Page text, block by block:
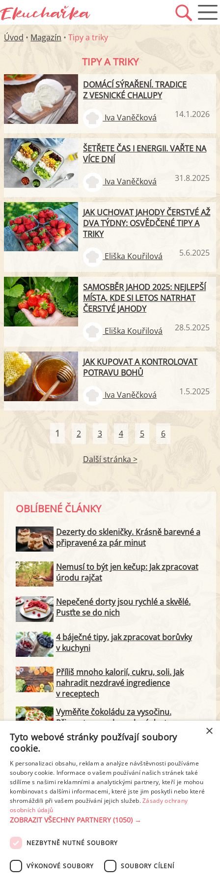
Úvod • Magazín • Tipy a triky
TIPY A TRIKY
DOMÁCÍ SÝRAŘENÍ. TRADICE
Z VESNICKÉ CHALUPY
Iva Vaněčková 14.1.2026
ŠETŘETE ČAS I ENERGII. VAŘTE NA
VÍCE DNÍ
Iva Vaněčková 31.8.2025
JAK UCHOVAT JAHODY ČERSTVÉ AŽ
DVA TÝDNY: OSVĚDČENÉ TIPY A
TRIKY
Eliška Kouřilová 5.6.2025
SAMOSBĚR JAHOD 2025: NEJLEPŠÍ
MÍSTA, KDE SI LETOS NATRHAT
ČERSTVÉ JAHODY
Eliška Kouřilová 28.5.2025
JAK KUPOVAT A KONTROLOVAT
POTRAVU BOHŮ
Iva Vaněčková 1.5.2025
1 2 3 4 5 6
Další stránka >
OBLÍBENÉ ČLÁNKY
Dezerty do skleničky. Krásně barevné a
připravené za pár minut
Nemusí to být jen kečup: Jak zpracovat
úrodu rajčat
Nepečené dorty jsou rychlé a skvělé.
Pusťte se do nich
4 báječné tipy, jak zpracovat borůvky
v kuchyni
Příliš mnoho kalorií, cukru, soli. Jak
nahradit nezdravé ingredience
v receptech
Vyměňte čokoládu za vysočinu.
Připravte na oslavu slaný dort
recepty
Letní dezerty: lehké, osvěžující a snadné
na přípravu
PODMÍNKY UŽITÍ ZÁSADY OCHRANY OSOBNÍCH ÚDAJŮ
NASTAVENÍ COOKIES
×
Tyto webové stránky používají soubory
cookie.
K personalizaci obsahu, reklam a analýze návštěvnosti používáme
soubory cookie. Informace o vašem používání našich stránek také
sdílíme s našimi reklamními a analytickými partnery, kteří je mohou
kombinovat s dalšími informacemi, které jste jim poskytli nebo které
shromáždili při vašem používání jejich služeb.Zásady ochrany
osobních údajů
ZOBRAZIT VŠECHNY PARTNERY(1050) →
NEZBYTNĚ NUTNÉ SOUBORY
VÝKONOVÉ SOUBORY SOUBORY CÍLENÍ